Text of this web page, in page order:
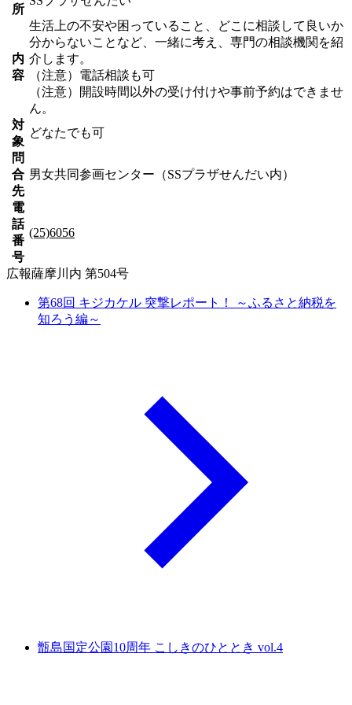
所
内
容
生活上の不安や困っていること、どこに相談して良いか
分からないことなど、一緒に考え、専門の相談機関を紹
介します。
（注意）電話相談も可
（注意）開設時間以外の受け付けや事前予約はできませ
ん。
対
象
どなたでも可
問
合
先
男女共同参画センター（SSプラザせんだい内）
電
話
番
号
(25)6056
広報薩摩川内 第504号
第68回 キジカケル 突撃レポート！ ～ふるさと納税を
知ろう編～
甑島国定公園10周年 こしきのひととき vol.4